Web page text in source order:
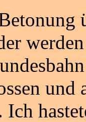
und
Ich